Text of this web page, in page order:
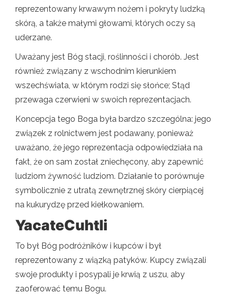
reprezentowany krwawym nożem i pokryty ludzką
skórą, a także małymi głowami, których oczy są
uderzane.
Uważany jest Bóg stacji, roślinności i chorób. Jest
również związany z wschodnim kierunkiem
wszechświata, w którym rodzi się słońce; Stąd
przewaga czerwieni w swoich reprezentacjach.
Koncepcja tego Boga była bardzo szczególna: jego
związek z rolnictwem jest podawany, ponieważ
uważano, że jego reprezentacja odpowiedziała na
fakt, że on sam został zniechęcony, aby zapewnić
ludziom żywność ludziom. Działanie to porównuje
symbolicznie z utratą zewnętrznej skóry cierpiącej
na kukurydzę przed kiełkowaniem.
YacateCuhtli
To był Bóg podróżników i kupców i był
reprezentowany z wiązką patyków. Kupcy związali
swoje produkty i posypali je krwią z uszu, aby
zaoferować temu Bogu.